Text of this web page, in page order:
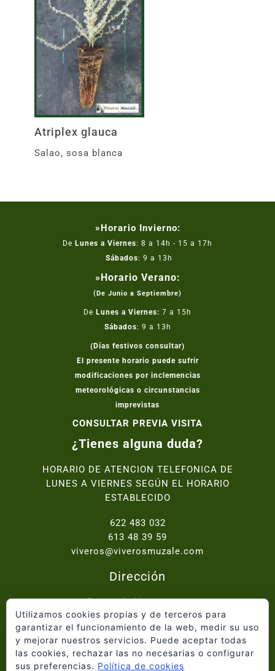
Atriplex glauca
Salao, sosa blanca
»Horario Invierno:
De Lunes a Viernes: 8 a 14h - 15 a 17h
Sábados: 9 a 13h
»Horario Verano:
(De Junio a Septiembre)
De Lunes a Viernes: 7 a 15h
Sábados: 9 a 13h
(Días festivos consultar)
El presente horario puede sufrir
modificaciones por inclemencias
meteorológicas o circunstancias
imprevistas
CONSULTAR PREVIA VISITA
¿Tienes alguna duda?
HORARIO DE ATENCION TELEFONICA DE
LUNES A VIERNES SEGÚN EL HORARIO
ESTABLECIDO
622 483 032
613 48 39 59
viveros@viverosmuzale.com
Dirección
Paraje de Macitavera,
Ctra. Abanilla - Fortuna km.2, 30640 Abanilla
Inicio
Quiénes somos
Utilizamos cookies propias y de terceros para
garantizar el funcionamiento de la web, medir su uso
y mejorar nuestros servicios. Puede aceptar todas
las cookies, rechazar las no necesarias o configurar
sus preferencias. Política de cookies